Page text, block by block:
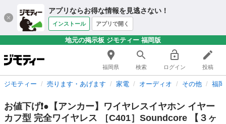
アプリならお得な情報を見逃さない！
インストール アプリで開く
地元の掲示板 ジモティー 福岡版
福岡県 検索 ログイン 投稿
ジモティー 売ります・あげます 家電 オーディオ その他 福
お値下げ❗️●【アンカー】ワイヤレスイヤホン イヤー
カフ型 完全ワイヤレス ［C401］Soundcore 【３ヶ